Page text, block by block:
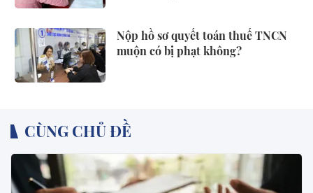
Nộp hồ sơ quyết toán thuế TNCN
muộn có bị phạt không?
CÙNG CHỦ ĐỀ